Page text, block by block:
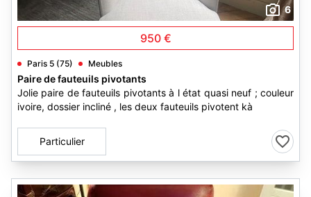
6
950 €
Paris 5 (75) Meubles
Paire de fauteuils pivotants
Jolie paire de fauteuils pivotants à l état quasi neuf ; couleur
ivoire, dossier incliné , les deux fauteuils pivotent kà
Particulier